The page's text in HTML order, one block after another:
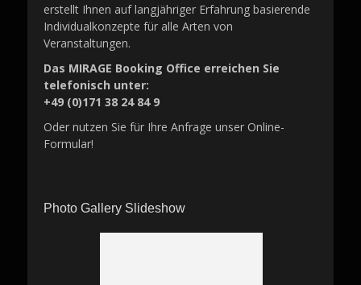
erstellt Ihnen auf langjähriger Erfahrung basierende
Individualkonzepte für alle Arten von
Veranstaltungen.
Das MIRAGE Booking Office erreichen Sie
telefonisch unter:
+49 (0)171 38 24 84 9
Oder nutzen Sie für Ihre Anfrage unser Online-
Formular!
Photo Gallery Slideshow